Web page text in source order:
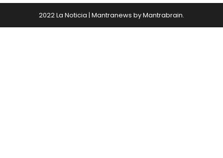
2022 La Noticia | Mantranews byMantrabrain.